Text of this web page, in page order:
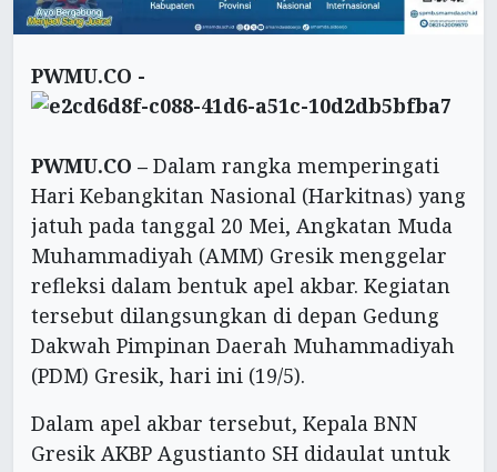
PWMU.CO -
PWMU.CO – Dalam rangka memperingati
Hari Kebangkitan Nasional (Harkitnas) yang
jatuh pada tanggal 20 Mei, Angkatan Muda
Muhammadiyah (AMM) Gresik menggelar
refleksi dalam bentuk apel akbar. Kegiatan
tersebut dilangsungkan di depan Gedung
Dakwah Pimpinan Daerah Muhammadiyah
(PDM) Gresik, hari ini (19/5).
Dalam apel akbar tersebut, Kepala BNN
Gresik AKBP Agustianto SH didaulat untuk